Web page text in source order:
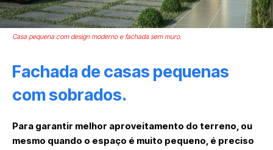
Casa pequena com design moderno e fachada sem muro.
Fachada de casas pequenas
com sobrados.
Para garantir melhor aproveitamento do terreno, ou
mesmo quando o espaço é muito pequeno, é preciso